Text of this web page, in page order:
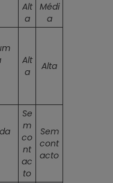
Alt
a
Médi
a
Alt
a
Alta
Se
m
co
nt
ac
to
Sem
cont
acto